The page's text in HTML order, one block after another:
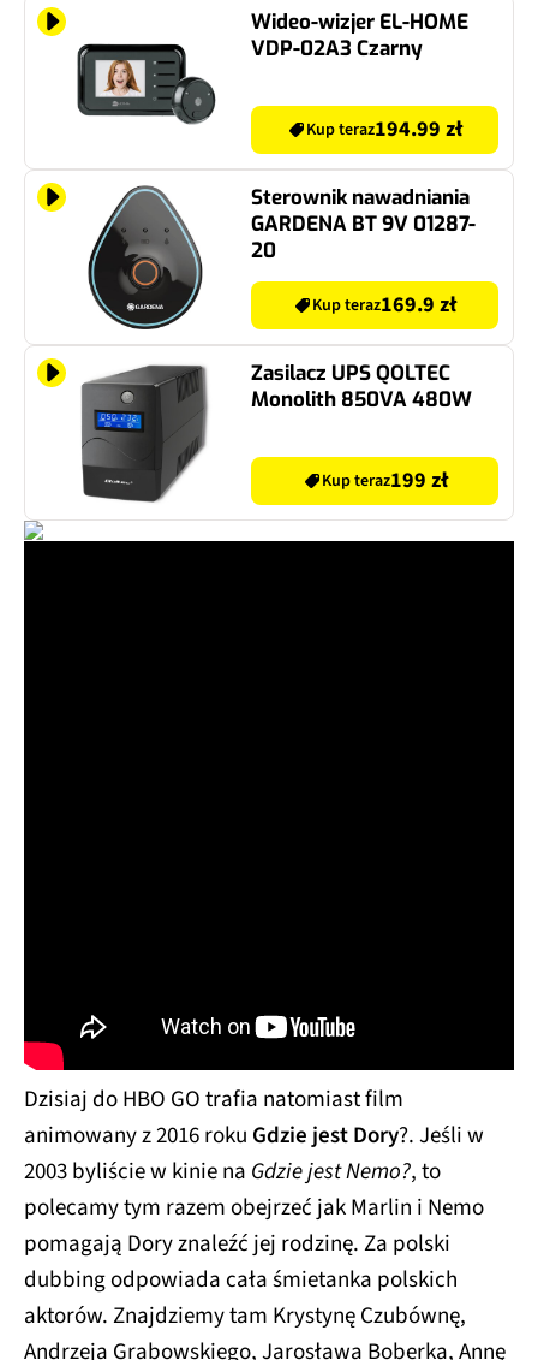
Wideo-wizjer EL-HOME
VDP-02A3 Czarny
Kup teraz194.99 zł
Sterownik nawadniania
GARDENA BT 9V 01287-
20
Kup teraz169.9 zł
Zasilacz UPS QOLTEC
Monolith 850VA 480W
Kup teraz199 zł
Dzisiaj do HBO GO trafia natomiast film
animowany z 2016 roku Gdzie jest Dory?. Jeśli w
2003 byliście w kinie na Gdzie jest Nemo?, to
polecamy tym razem obejrzeć jak Marlin i Nemo
pomagają Dory znaleźć jej rodzinę. Za polski
dubbing odpowiada cała śmietanka polskich
aktorów. Znajdziemy tam Krystynę Czubównę,
Andrzeja Grabowskiego, Jarosława Boberka, Annę